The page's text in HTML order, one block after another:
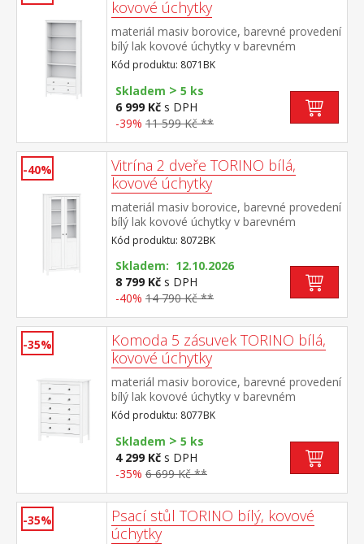
kovové úchytky
materiál masiv borovice, barevné provedení
bílý lak kovové úchytky v barevném
provedení černěná mosaz tři police, dvě
zásuvky s kovovými pojezdy
Kód produktu: 8071BK
Skladem > 5 ks
6 999 Kč s DPH
-39% 11 599 Kč **
-40%
Vitrína 2 dveře TORINO bílá,
kovové úchytky
materiál masiv borovice, barevné provedení
bílý lak kovové úchytky v barevném
provedení černěná mosaz dvoje částečně
prosklené dveře, čtyři police
Kód produktu: 8072BK
Skladem: 12.10.2026
8 799 Kč s DPH
-40% 14 790 Kč **
-35%
Komoda 5 zásuvek TORINO bílá,
kovové úchytky
materiál masiv borovice, barevné provedení
bílý lak kovové úchytky v barevném
provedení černěná mosaz pět zásuvek s
kovovými pojezdy
Kód produktu: 8077BK
Skladem > 5 ks
4 299 Kč s DPH
-35% 6 699 Kč **
-35%
Psací stůl TORINO bílý, kovové
úchytky